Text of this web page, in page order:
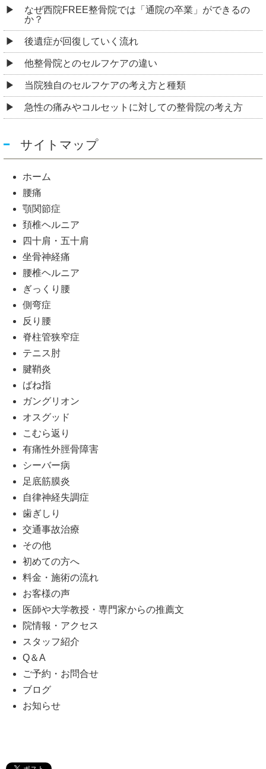
なぜ西院FREE整骨院では「通院の卒業」ができるの
か？
後遺症が回復していく流れ
他整骨院とのセルフケアの違い
当院独自のセルフケアの考え方と種類
急性の痛みやコルセットに対しての整骨院の考え方
サイトマップ
ホーム
腰痛
顎関節症
頚椎ヘルニア
四十肩・五十肩
坐骨神経痛
腰椎ヘルニア
ぎっくり腰
側弯症
反り腰
脊柱管狭窄症
テニス肘
腱鞘炎
ばね指
ガングリオン
オスグッド
こむら返り
有痛性外脛骨障害
シーバー病
足底筋膜炎
自律神経失調症
歯ぎしり
交通事故治療
その他
初めての方へ
料金・施術の流れ
お客様の声
医師や大学教授・専門家からの推薦文
院情報・アクセス
スタッフ紹介
Q＆A
ご予約・お問合せ
ブログ
お知らせ